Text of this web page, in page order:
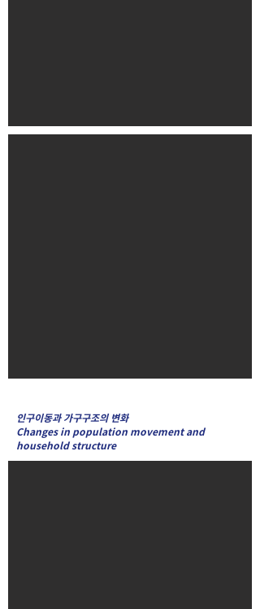
인구이동과 가구구조의 변화
Changes in population movement and
household structure